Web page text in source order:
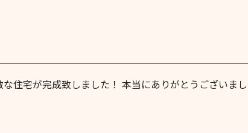
住宅が完成致しました！ 本当にありがとうございまし